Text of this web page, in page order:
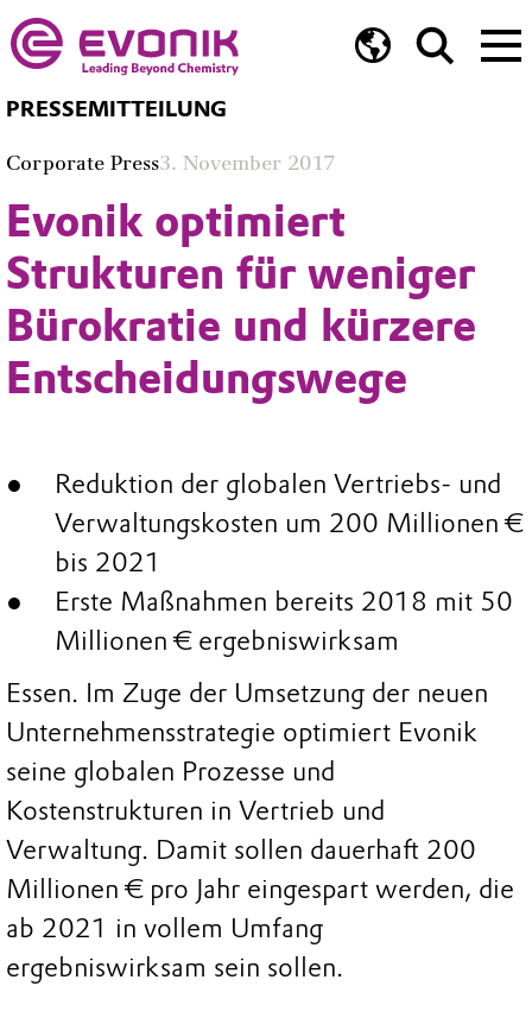
PRESSEMITTEILUNG
Corporate Press3. November 2017
Evonik optimiert
Strukturen für weniger
Bürokratie und kürzere
Entscheidungswege
Reduktion der globalen Vertriebs- und
Verwaltungskosten um 200 Millionen €
bis 2021
Erste Maßnahmen bereits 2018 mit 50
Millionen € ergebniswirksam
Essen. Im Zuge der Umsetzung der neuen
Unternehmensstrategie optimiert Evonik
seine globalen Prozesse und
Kostenstrukturen in Vertrieb und
Verwaltung. Damit sollen dauerhaft 200
Millionen € pro Jahr eingespart werden, die
ab 2021 in vollem Umfang
ergebniswirksam sein sollen.